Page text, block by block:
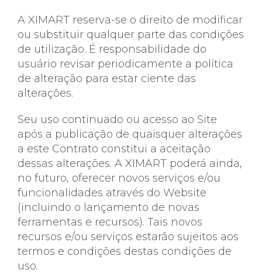
A XIMART reserva-se o direito de modificar
ou substituir qualquer parte das condições
de utilização. É responsabilidade do
usuário revisar periodicamente a política
de alteração para estar ciente das
alterações.
Seu uso continuado ou acesso ao Site
após a publicação de quaisquer alterações
a este Contrato constitui a aceitação
dessas alterações. A XIMART poderá ainda,
no futuro, oferecer novos serviços e/ou
funcionalidades através do Website
(incluindo o lançamento de novas
ferramentas e recursos). Tais novos
recursos e/ou serviços estarão sujeitos aos
termos e condições destas condições de
uso.